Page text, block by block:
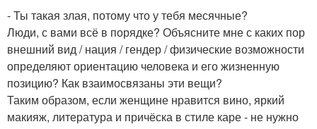
- Ты такая злая, потому что у тебя месячные?
Люди, с вами всё в порядке? Объясните мне с каких пор
внешний вид / нация / гендер / физические возможности
определяют ориентацию человека и его жизненную
позицию? Как взаимосвязаны эти вещи?
Таким образом, если женщине нравится вино, яркий
макияж, литература и причёска в стиле каре - не нужно